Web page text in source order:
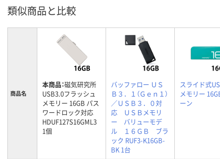
類似商品と比較
商品名
本商品：磁気研究所
USB3.0フラッシュ
メモリー 16GB パス
ワードロック対応
HDUF127S16GML3
1個
バッファロー ＵＳ
Ｂ３．１（Ｇｅｎ１）
／ＵＳＢ３．０対
応 ＵＳＢメモリ
ー バリューモデ
ル １６ＧＢ ブラ
ック RUF3-K16GB-
BK 1台
スライド式
メモリー
ーン